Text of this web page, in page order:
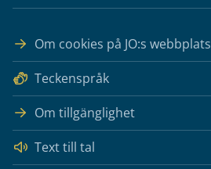
Om cookies på JO:s webbplats
Teckenspråk
Om tillgänglighet
Text till tal